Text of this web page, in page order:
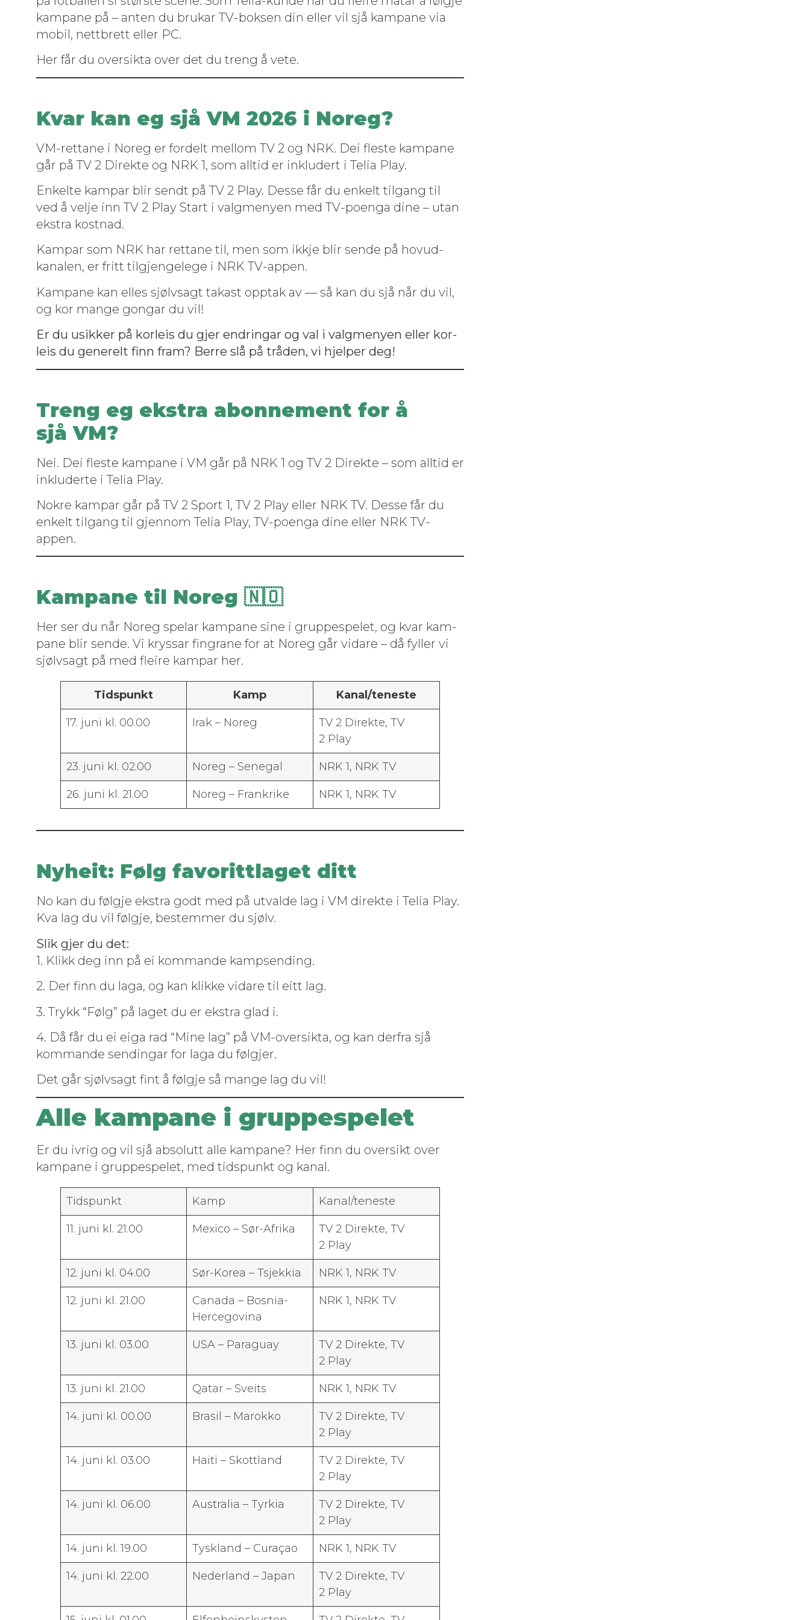
kam­pane på – anten du brukar TV-bok­sen din eller vil sjå kam­pane via
mobil, net­tbrett eller PC.
Her får du over­sik­ta over det du treng å vete.
Kvar kan eg sjå VM 2026 i Noreg?
VM-ret­tane i Noreg er fordelt mel­lom TV 2 og NRK. Dei fleste kam­pane
går på TV 2 Direk­te og NRK 1, som alltid er inklud­ert i Telia Play.
Enkelte kam­par blir sendt på TV 2 Play. Desse får du enkelt til­gang til
ved å vel­je inn TV 2 Play Start i val­gmenyen med TV-poen­ga dine – utan
ekstra kostnad.
Kam­par som NRK har ret­tane til, men som ikkje blir sende på hov­ud­
kanalen, er fritt tilgjen­gelege i NRK TV-appen.
Kam­pane kan elles sjølvsagt takast opp­tak av — så kan du sjå når du vil,
og kor mange gongar du vil!
Er du usikker på kor­leis du gjer endringar og val i val­gmenyen eller kor­
leis du generelt finn fram? Berre slå på trå­den, vi hjelper deg!
Treng eg ekstra abonnement for å
sjå VM?
Nei. Dei fleste kam­pane i VM går på NRK 1 og TV 2 Direk­te – som alltid er
inklud­erte i Telia Play.
Nokre kam­par går på TV 2 Sport 1, TV 2 Play eller NRK TV. Desse får du
enkelt til­gang til gjen­nom Telia Play, TV-poen­ga dine eller NRK TV-
appen.
Kampane til Noreg 🇳🇴
Her ser du når Noreg spelar kam­pane sine i grup­pe­spelet, og kvar kam­
pane blir sende. Vi krys­sar fin­grane for at Noreg går vidare – då fyller vi
sjølvsagt på med fleire kam­par her.
Tid­spunkt Kamp Kanal/teneste
17. juni kl. 00.00 Irak – Noreg
TV 2 Direk­te, TV
2 Play
23. juni kl. 02.00 Noreg – Senegal NRK 1, NRK TV
26. juni kl. 21.00 Noreg – Frankrike NRK 1, NRK TV
Nyheit: Følg favorittlaget ditt
No kan du føl­gje ekstra godt med på utvalde lag i VM direk­te i Telia Play.
Kva lag du vil føl­gje, bestem­mer du sjølv.
Slik gjer du det:
1. Klikk deg inn på ei kom­mande kampsending.
2. Der finn du laga, og kan klikke vidare til eitt lag.
3. Trykk “Følg” på laget du er ekstra glad i.
4. Då får du ei eiga rad “Mine lag” på VM-over­sik­ta, og kan der­fra sjå
kom­mande sendin­gar for laga du følgjer.
Det går sjølvsagt fint å føl­gje så mange lag du vil!
Alle kampane i gruppespelet
Er du ivrig og vil sjå abso­lutt alle kam­pane? Her finn du over­sikt over
kam­pane i grup­pe­spelet, med tid­spunkt og kanal.
Tid­spunkt Kamp Kanal/teneste
11. juni kl. 21.00 Mex­i­co – Sør-Afrika
TV 2 Direk­te, TV
2 Play
12. juni kl. 04.00 Sør-Korea – Tsjekkia NRK 1, NRK TV
12. juni kl. 21.00
Cana­da – Bosnia-
Hercegovina
NRK 1, NRK TV
13. juni kl. 03.00 USA – Paraguay
TV 2 Direk­te, TV
2 Play
13. juni kl. 21.00 Qatar – Sveits NRK 1, NRK TV
14. juni kl. 00.00 Brasil – Marokko
TV 2 Direk­te, TV
2 Play
14. juni kl. 03.00 Haiti – Skottland
TV 2 Direk­te, TV
2 Play
14. juni kl. 06.00 Aus­tralia – Tyrkia
TV 2 Direk­te, TV
2 Play
14. juni kl. 19.00 Tysk­land – Curaçao NRK 1, NRK TV
14. juni kl. 22.00 Ned­er­land – Japan
TV 2 Direk­te, TV
2 Play